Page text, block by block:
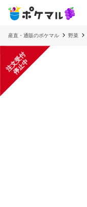
産直・通販のポケマル 野菜
注
文
受
付
停
止
中